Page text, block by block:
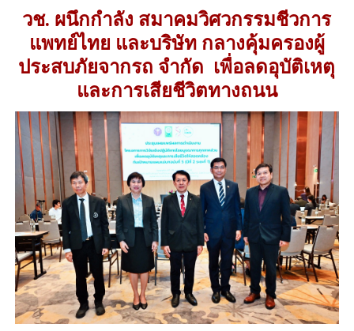
วช. ผนึกกำลัง สมาคมวิศวกรรมชีวการ
แพทย์ไทย และบริษัท กลางคุ้มครองผู้
ประสบภัยจากรถ จำกัด เพื่อลดอุบัติเหตุ
และการเสียชีวิตทางถนน